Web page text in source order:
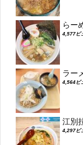
らー
4,577ビ
ラー
4,564ビ
江別
4,297ビ